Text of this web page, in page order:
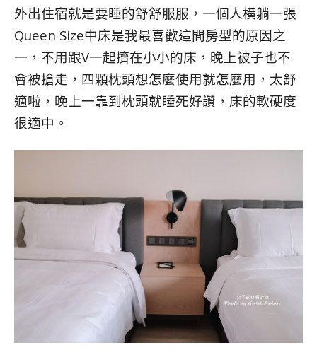
外出住宿就是要睡的舒舒服服，一個人橫躺一張
Queen Size中床是我最喜歡這間房型的原因之
一，不用跟V一起擠在小小的床，晚上被子也不
會被搶走，四顆枕頭想怎麼使用就怎麼用，太舒
適啦，晚上一靠到枕頭就睡死好讚，床的軟硬度
很適中。